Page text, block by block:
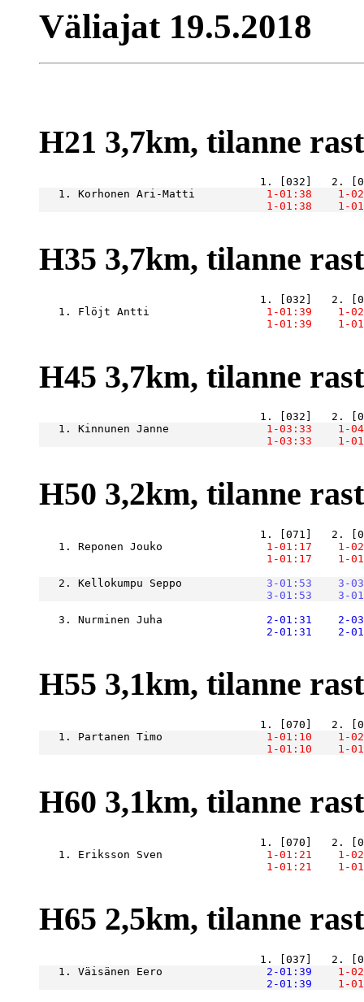
Väliajat 19.5.2018
H21 3,7km, tilanne
   1. Korhonen Ari-Matti
    1-01:38
1-
    1-01:38
1-
H35 3,7km, tilanne
   1. Flöjt Antti
    1-01:39
1-
    1-01:39
1-
H45 3,7km, tilanne
   1. Kinnunen Janne
    1-03:33
1-
    1-03:33
1-
H50 3,2km, tilanne
   1. Reponen Jouko
    1-01:17
1-
    1-01:17
1-
   2. Kellokumpu Seppo
    3-01:53
3-
    3-01:53
3-
   3. Nurminen Juha
    2-01:31
2-
    2-01:31
2-
H55 3,1km, tilanne
   1. Partanen Timo
    1-01:10
1-
    1-01:10
1-
H60 3,1km, tilanne
   1. Eriksson Sven
    1-01:21
1-
    1-01:21
1-
H65 2,5km, tilanne
   1. Väisänen Eero
    2-01:39
1-
    2-01:39
1-